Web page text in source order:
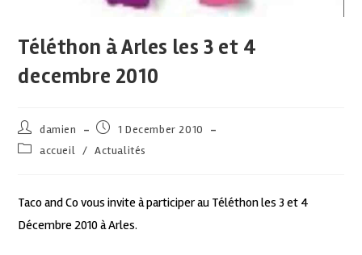
Téléthon à Arles les 3 et 4
decembre 2010
damien
1 December 2010
accueil / Actualités
Taco and Co vous invite à participer au Téléthon les 3 et 4
Décembre 2010 à Arles.